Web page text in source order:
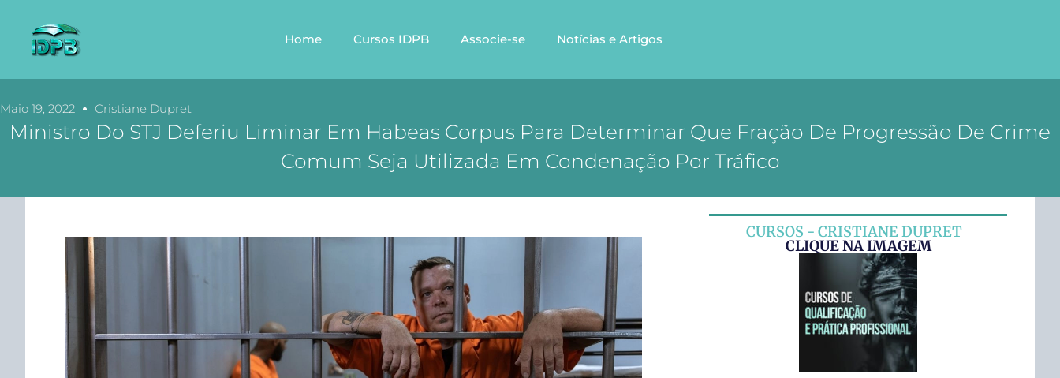
Home Cursos IDPB Associe-se Notícias e Artigos
Maio 19, 2022 Cristiane Dupret
Ministro Do STJ Deferiu Liminar Em Habeas Corpus Para Determinar Que Fração De Progressão De Crime
Comum Seja Utilizada Em Condenação Por Tráfico
CURSOS - CRISTIANE DUPRET
CLIQUE NA IMAGEM